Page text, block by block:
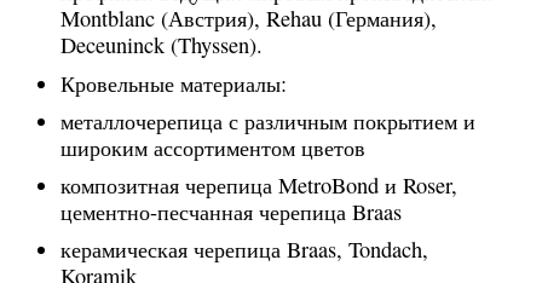
Montblanc (Австрия), Rehau (Германия),
Deceuninck (Thyssen).
Кровельные материалы:
металлочерепица с различным покрытием и
широким ассортиментом цветов
композитная черепица MetroBond и Roser,
цементно-песчанная черепица Braas
керамическая черепица Braas, Tondach,
Koramik